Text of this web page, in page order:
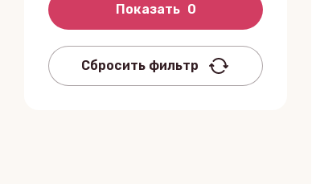
Показать 0
Сбросить фильтр